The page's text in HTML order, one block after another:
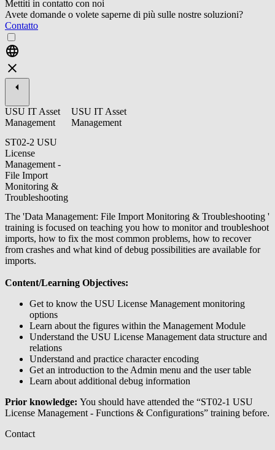
Mettiti in contatto con noi
Avete domande o volete saperne di più sulle nostre soluzioni?
Contatto
USU IT Asset
Management
ST02-2 USU
License
Management -
File Import
Monitoring &
Troubleshooting
USU IT Asset
Management
The 'Data Management: File Import Monitoring & Troubleshooting '
training is focused on teaching you how to monitor and troubleshoot
imports, how to fix the most common problems, how to recover
from crashes and what kind of debug possibilities are available for
imports.
Content/Learning Objectives:
Get to know the USU License Management monitoring
options
Learn about the figures within the Management Module
Understand the USU License Management data structure and
relations
Understand and practice character encoding
Get an introduction to the Admin menu and the user table
Learn about additional debug information
Prior knowledge: You should have attended the “ST02-1 USU
License Management - Functions & Configurations” training before.
Contact